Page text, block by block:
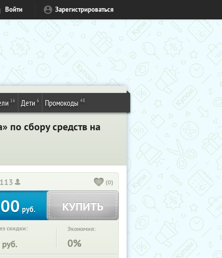
Войти Зарегистрироваться
16 Дети 6 Промокоды 48
по сбору средств на
113 (0)
руб. КУПИТЬ
скидки:
руб.
Экономия:
0%